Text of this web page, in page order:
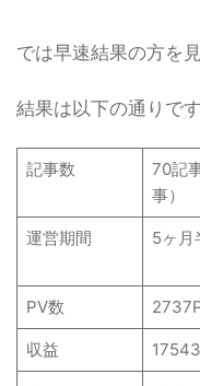
では早速結果の方を
結果は以下の通りです
記事数
70記
事）
運営期間 5ヶ月
PV数
収益